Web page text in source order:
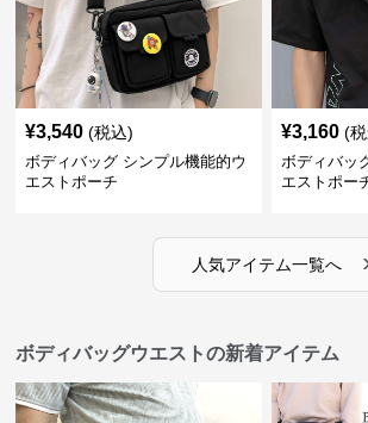
¥3,540 (税込)
ボディバッグ シンプル機能的ウ
エストポーチ
¥3,160 (
ボディバッ
エストポー
人気アイテム一覧へ
ボディバッグウエストの新着アイテム